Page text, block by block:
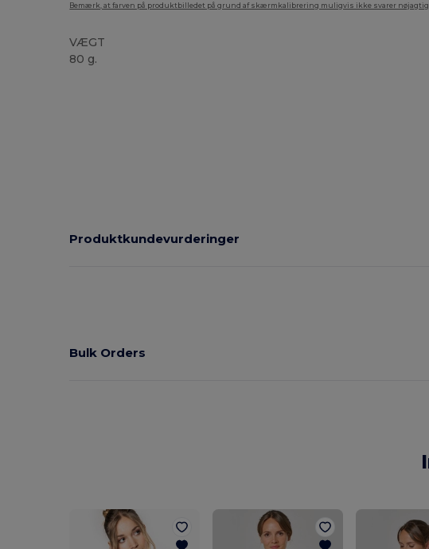
Bemærk, at farven på produktbilledet på grund af skærmkalibrering muligvis ikke svarer
VÆGT
80 g.
Produktkundevurderinger
Bulk Orders